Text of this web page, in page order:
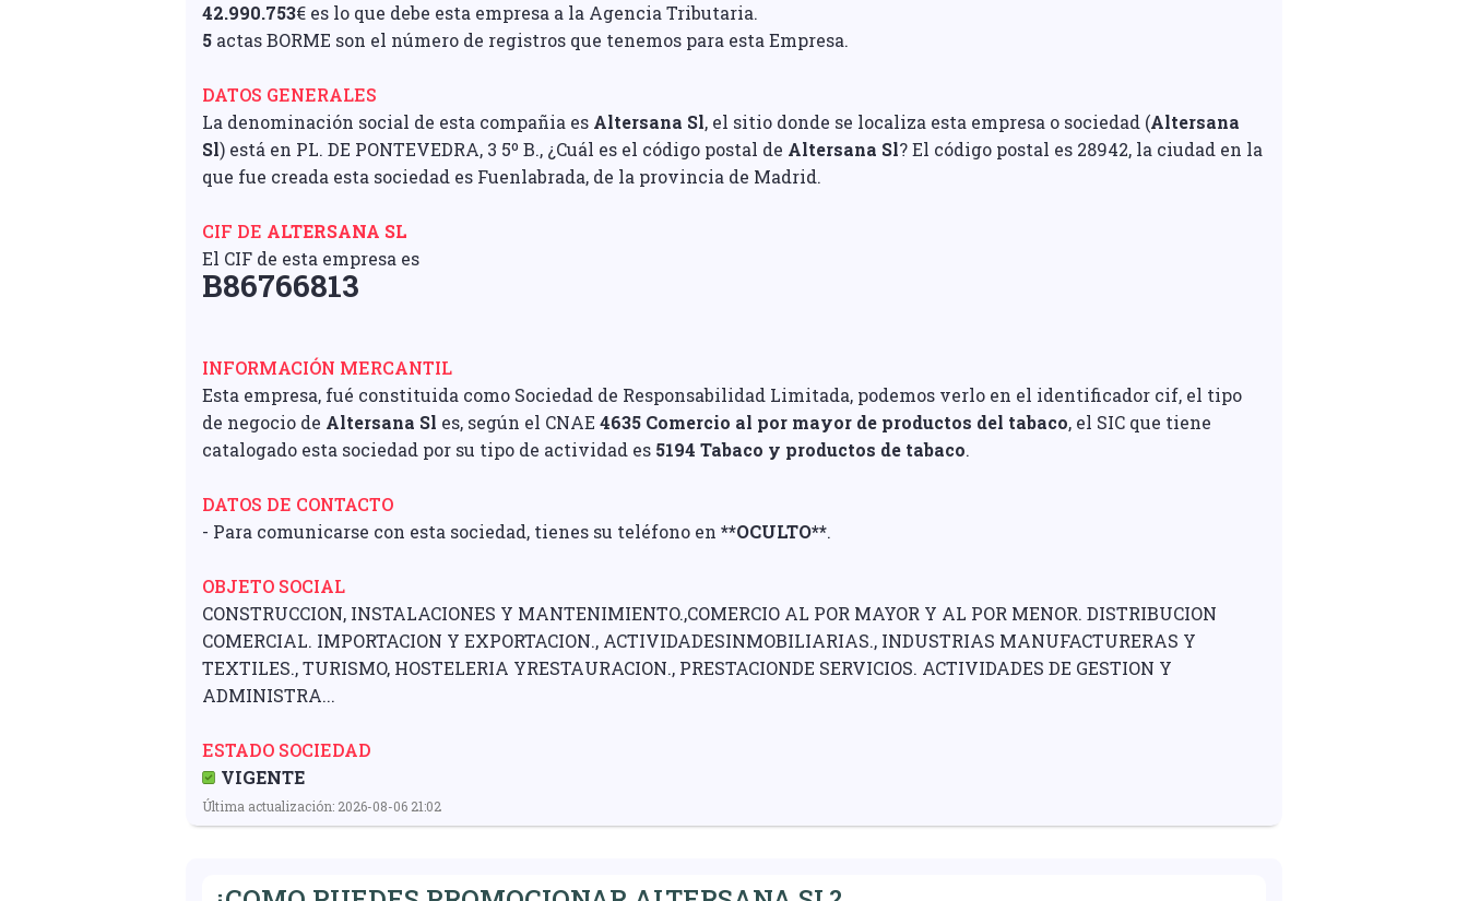
42.990.753€ es lo que debe esta empresa a la Agencia Tributaria.
5 actas BORME son el número de registros que tenemos para esta Empresa.
DATOS GENERALES
La denominación social de esta compañia es Altersana Sl, el sitio donde se localiza esta empresa o sociedad (Altersana
Sl) está en PL. DE PONTEVEDRA, 3 5º B., ¿Cuál es el código postal de Altersana Sl? El código postal es 28942, la ciudad en la
que fue creada esta sociedad es Fuenlabrada, de la provincia de Madrid.
CIF DE ALTERSANA SL
El CIF de esta empresa es
B86766813
INFORMACIÓN MERCANTIL
Esta empresa, fué constituida como Sociedad de Responsabilidad Limitada, podemos verlo en el identificador cif, el tipo
de negocio de Altersana Sl es, según el CNAE 4635 Comercio al por mayor de productos del tabaco, el SIC que tiene
catalogado esta sociedad por su tipo de actividad es 5194 Tabaco y productos de tabaco.
DATOS DE CONTACTO
- Para comunicarse con esta sociedad, tienes su teléfono en **OCULTO**.
OBJETO SOCIAL
CONSTRUCCION, INSTALACIONES Y MANTENIMIENTO.,COMERCIO AL POR MAYOR Y AL POR MENOR. DISTRIBUCION
COMERCIAL. IMPORTACION Y EXPORTACION., ACTIVIDADESINMOBILIARIAS., INDUSTRIAS MANUFACTURERAS Y
TEXTILES., TURISMO, HOSTELERIA YRESTAURACION., PRESTACIONDE SERVICIOS. ACTIVIDADES DE GESTION Y
ADMINISTRA...
ESTADO SOCIEDAD
VIGENTE
Última actualización: 2026-08-06 21:02